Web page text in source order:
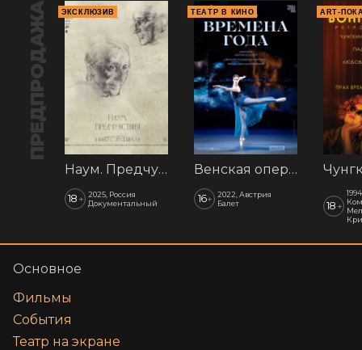
ПРЕДПРОДАЖА ЭКСКЛЮЗИВ
Наум. Предчувствия
18 + 2025, Россия
Документальный
ТЕАТР В КИНО
Венская опера: Времена года
16+
2022, Австрия
Балет
ART-
18 +
Основное
Фильмы
События
Театр на экране